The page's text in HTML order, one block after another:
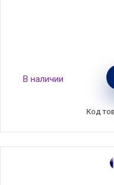
Рамекин City
материал
В наличии
Код